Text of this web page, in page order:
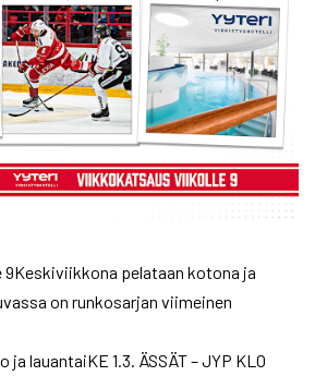
pelataan kotona ja
on runkosarjan viimeinen
lauantaiKE 1.3. ÄSSÄT – JYP KLO